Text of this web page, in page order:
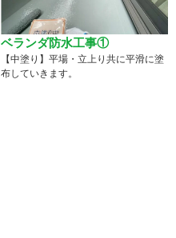
ベランダ防水工事①
【中塗り】平場・立上り共に平滑に塗
布していきます。